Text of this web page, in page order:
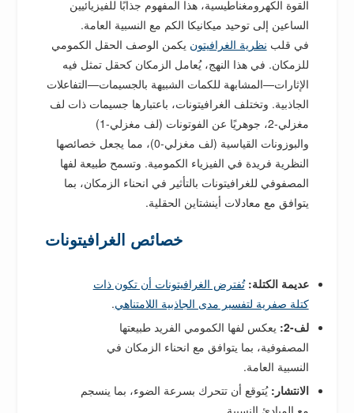
القوة الكهرومغناطيسية، هذا المفهوم جذابًا للفيزيائيين
الساعين إلى توحيد ميكانيكا الكم مع النسبية العامة.
في قلب نظرية الغرافيتون يكمن الوصف الحقل الكمومي
للزمكان. في هذا النهج، يُعامل الزمكان كحقل تمثل فيه
الإثارات—المشابهة للكمات الشبيهة بالجسيمات—التفاعلات
الجاذبية. وتختلف الغرافيتونات، باعتبارها جسيمات ذات لف
مغزلي-2، جوهريًا عن الفوتونات (لف مغزلي-1)
والبوزونات القياسية (لف مغزلي-0)، مما يجعل خصائصها
النظرية فريدة في الفيزياء الكمومية. وتسمح طبيعة لفها
المصفوفي للغرافيتونات بالتأثير في انحناء الزمكان، بما
يتوافق مع معادلات أينشتاين الحقلية.
خصائص الغرافيتونات
عديمة الكتلة: تُفترض الغرافيتونات أن تكون ذات
كتلة صفرية لتفسير مدى الجاذبية اللامتناهي.
لف-2:
يعكس لفها الكمومي الفريد طبيعتها
المصفوفية، بما يتوافق مع انحناء الزمكان في
النسبية العامة.
الانتشار: يُتوقع أن تتحرك بسرعة الضوء، بما ينسجم
مع المبادئ النسبية.